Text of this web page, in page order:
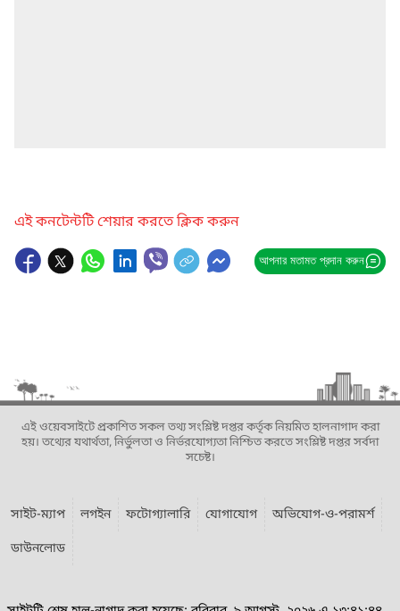
এই কনটেন্টটি শেয়ার করতে ক্লিক করুন
আপনার মতামত প্রদান করুন
এই ওয়েবসাইটে প্রকাশিত সকল তথ্য সংশ্লিষ্ট দপ্তর কর্তৃক নিয়মিত হালনাগাদ করা
হয়। তথ্যের যথার্থতা, নির্ভুলতা ও নির্ভরযোগ্যতা নিশ্চিত করতে সংশ্লিষ্ট দপ্তর সর্বদা
সচেষ্ট।
সাইট-ম্যাপ লগইন ফটোগ্যালারি যোগাযোগ
অভিযোগ-ও-পরামর্শ
ডাউনলোড